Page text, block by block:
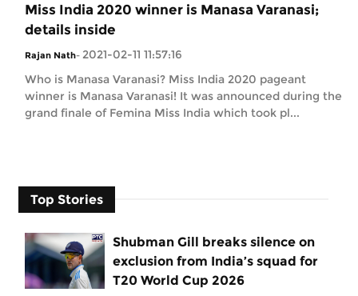
Miss India 2020 winner is Manasa Varanasi;
details inside
Rajan Nath- 2021-02-11 11:57:16
Who is Manasa Varanasi? Miss India 2020 pageant
winner is Manasa Varanasi! It was announced during the
grand finale of Femina Miss India which took pl...
Top Stories
Shubman Gill breaks silence on
exclusion from India’s squad for
T20 World Cup 2026